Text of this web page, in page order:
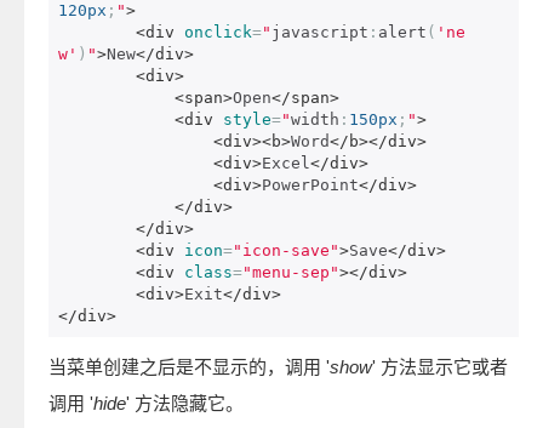
120px ; ">
<div onclick=" javascript : alert ( 'ne
w' ) ">New</div>
<div>
<span>Open</span>
<div
style="width : 150px ; ">
<div><b>Word</b></div>
<div>Excel</div>
<div>PowerPoint</div>
</div>
</div>
<div
icon="icon-save">Save</div>
<div
class="menu-sep"></div>
<div>Exit</div>
</div>
当菜单创建之后是不显示的，调用 'show' 方法显示它或者
调用 'hide' 方法隐藏它。